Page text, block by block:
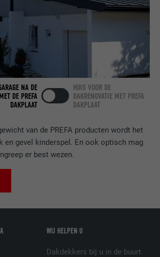
van de PREFA producten wordt het
en gevel kinderspel. En ook optisch mag
er best wezen.
NA DE
DE PREFA
DAKPLAAT
HUIS VOOR DE
DAKRENOVATIE MET PREFA
DAKPLAAT
WIJ HELPEN U
Dakdekkers bij u in de buurt
Gebruikt door de socialnetworking-dienst
LinkedIn voor het volgen van het gebruik
van ingebedde diensten.
bscookie
2 jaar
Gebruikt door de socialnetworking-dienst